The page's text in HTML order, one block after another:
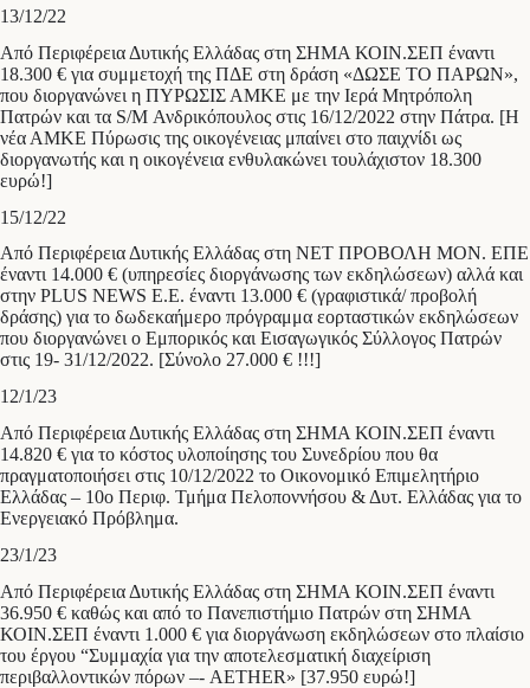
13/12/22
Από Περιφέρεια Δυτικής Ελλάδας στη ΣΗΜΑ ΚΟΙΝ.ΣΕΠ έναντι
18.300 € για συμμετοχή της ΠΔΕ στη δράση «ΔΩΣΕ ΤΟ ΠΑΡΩΝ»,
που διοργανώνει η ΠΥΡΩΣΙΣ ΑΜΚΕ με την Ιερά Μητρόπολη
Πατρών και τα S/M Ανδρικόπουλος στις 16/12/2022 στην Πάτρα. [Η
νέα ΑΜΚΕ Πύρωσις της οικογένειας μπαίνει στο παιχνίδι ως
διοργανωτής και η οικογένεια ενθυλακώνει τουλάχιστον 18.300
ευρώ!]
15/12/22
Από Περιφέρεια Δυτικής Ελλάδας στη ΝΕΤ ΠΡΟΒΟΛΗ ΜΟΝ. ΕΠΕ
έναντι 14.000 € (υπηρεσίες διοργάνωσης των εκδηλώσεων) αλλά και
στην PLUS NEWS E.E. έναντι 13.000 € (γραφιστικά/ προβολή
δράσης) για το δωδεκαήμερο πρόγραμμα εορταστικών εκδηλώσεων
που διοργανώνει ο Εμπορικός και Εισαγωγικός Σύλλογος Πατρών
στις 19- 31/12/2022. [Σύνολο 27.000 € !!!]
12/1/23
Από Περιφέρεια Δυτικής Ελλάδας στη ΣΗΜΑ ΚΟΙΝ.ΣΕΠ έναντι
14.820 € για το κόστος υλοποίησης του Συνεδρίου που θα
πραγματοποιήσει στις 10/12/2022 το Οικονομικό Επιμελητήριο
Ελλάδας – 10ο Περιφ. Τμήμα Πελοποννήσου & Δυτ. Ελλάδας για το
Ενεργειακό Πρόβλημα.
23/1/23
Από Περιφέρεια Δυτικής Ελλάδας στη ΣΗΜΑ ΚΟΙΝ.ΣΕΠ έναντι
36.950 € καθώς και από το Πανεπιστήμιο Πατρών στη ΣΗΜΑ
ΚΟΙΝ.ΣΕΠ έναντι 1.000 € για διοργάνωση εκδηλώσεων στο πλαίσιο
του έργου “Συμμαχία για την αποτελεσματική διαχείριση
περιβαλλοντικών πόρων –- AETHER» [37.950 ευρώ!]